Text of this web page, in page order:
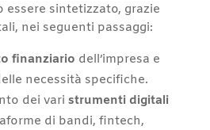
sintetizzato, grazie
nei seguenti passaggi:
finanziario dell’impresa e
necessità specifiche.
dei vari strumenti digitali
di bandi, fintech,